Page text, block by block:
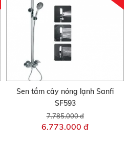
Sen tắm cây nóng lạnh Sanfi
SF593
7.785.000 đ
6.773.000 đ